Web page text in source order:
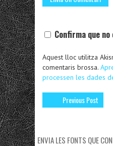
Confirma que
Aquest lloc utilitza
comentaris brossa.
processen les dades
Previous Post
ENVIA LES FONTS QUE